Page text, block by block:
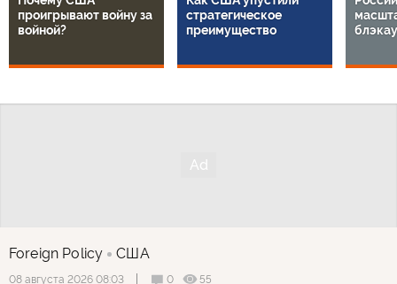
проигрывают войну за
войной?
стратегическое
преимущество
Foreign Policy США
08 августа 2026 08:03 0
55